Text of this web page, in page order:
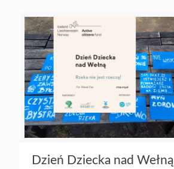
Dzień Dziecka nad Wełną